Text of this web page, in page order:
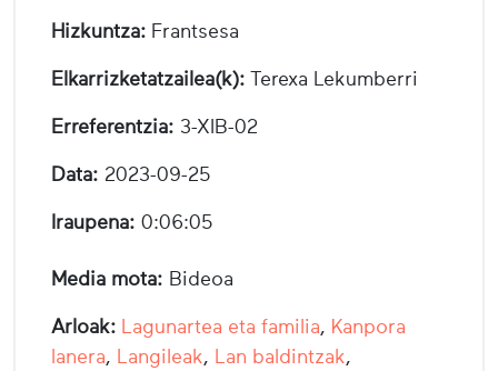
Hizkuntza: Frantsesa
Elkarrizketatzailea(k): Terexa Lekumberri
Erreferentzia: 3-XIB-02
Data: 2023-09-25
Iraupena: 0:06:05
Media mota: Bideoa
Arloak: Lagunartea eta familia, Kanpora
lanera, Langileak, Lan baldintzak,